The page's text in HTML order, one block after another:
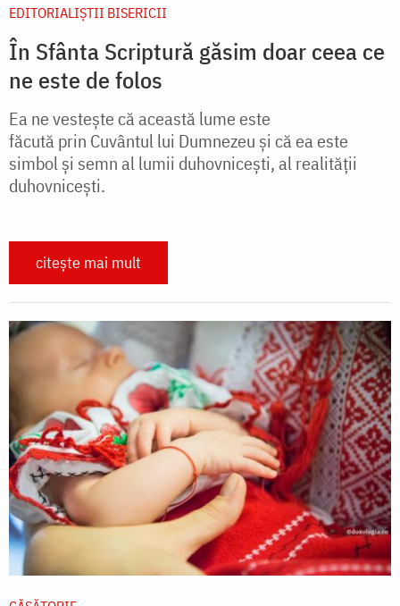
EDITORIALIȘTII BISERICII
În Sfânta Scriptură găsim doar ceea ce
ne este de folos
Ea ne vesteşte că această lume este
făcută prin Cuvântul lui Dumnezeu şi că ea este
simbol şi semn al lumii duhovniceşti, al realităţii
duhovniceşti.
citește mai mult